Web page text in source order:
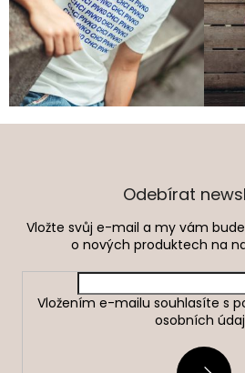
Z
Odebírat
Vložte svůj e-mail a my vám
o nových produktech na
Vložením e-mailu souhlasíte s
osobních